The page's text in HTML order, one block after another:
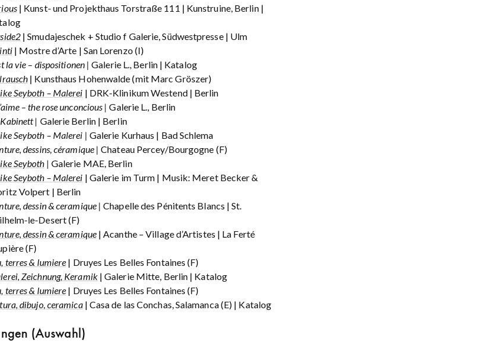
| Kunst- und Projekthaus Torstraße 111 | Kunstruine, Berlin |
| Smudajeschek + Studio f Galerie, Südwestpresse | Ulm
| Mostre d’Arte | San Lorenzo (I)
la vie – dispositionen |Galerie L., Berlin | Katalog
| Kunsthaus Hohenwalde (mit Marc Gröszer)
Seyboth – Malerei | DRK-Klinikum Westend | Berlin
– the rose unconcious | Galerie L., Berlin
| Galerie Berlin | Berlin
Seyboth – Malerei | Galerie Kurhaus | Bad Schlema
dessins, céramique | Chateau Percey/Bourgogne (F)
Seyboth | Galerie MAE, Berlin
Seyboth – Malerei | Galerie im Turm | Musik: Meret Becker &
Volpert | Berlin
dessin & ceramique | Chapelle des Pénitents Blancs | St.
le-Desert (F)
dessin & ceramique| Acanthe – Village d’Artistes | La Ferté
(F)
terres & lumiere | Druyes Les Belles Fontaines (F)
Zeichnung, Keramik| Galerie Mitte, Berlin | Katalog
terres & lumiere | Druyes Les Belles Fontaines (F)
dibujo, ceramica| Casa de las Conchas, Salamanca (E) | Katalog
(Auswahl)